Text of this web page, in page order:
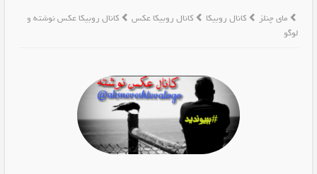
مای چنلز کانال روبیکا کانال روبیکا عکس
کانال روبیکا عکس نوشته و
لوگو